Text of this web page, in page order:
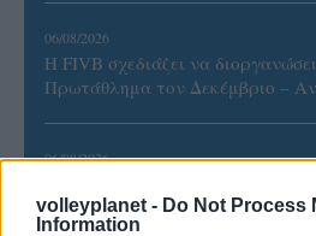
volleyplanet - Do Not Process
Information
06/08/2026
Η FIVB σχεδιάζει να
Πρωτάθλημα τον Δεκέμβριο –
06/08/2026
Έτοιμη για… υψηλές πτήσεις η
με τον «Ιπτάμενο Ολλανδό»